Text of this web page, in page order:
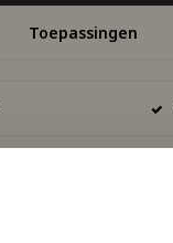
Toepassingen